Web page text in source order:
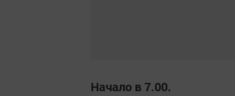
Начало в 7.00.